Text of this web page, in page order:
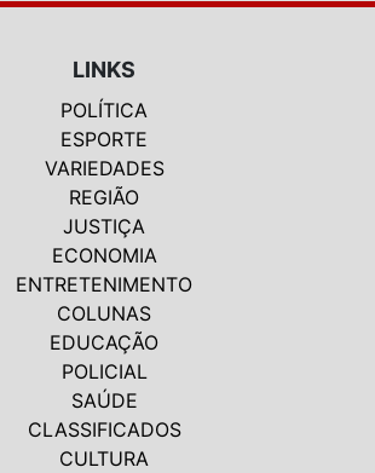
LINKS
POLÍTICA
ESPORTE
VARIEDADES
REGIÃO
JUSTIÇA
ECONOMIA
ENTRETENIMENTO
COLUNAS
EDUCAÇÃO
POLICIAL
SAÚDE
CLASSIFICADOS
CULTURA